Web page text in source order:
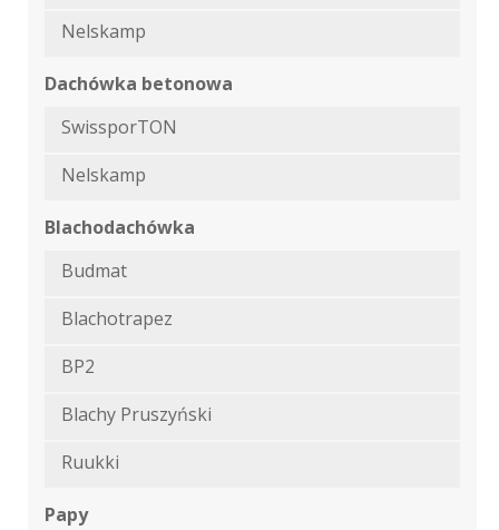
Nelskamp
Dachówka betonowa
SwissporTON
Nelskamp
Blachodachówka
Budmat
Blachotrapez
BP2
Blachy Pruszyński
Ruukki
Papy